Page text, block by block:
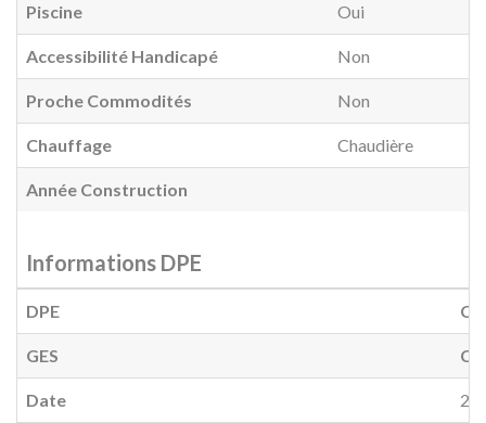
Piscine Oui
Accessibilité Handicapé Non
Proche Commodités Non
Chauffage Chaudière
Année Construction
Informations DPE
DPE C
GES C
Date